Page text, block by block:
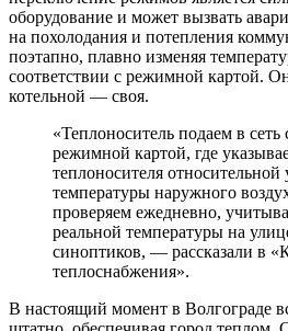
оборудование и может вызвать
на похолодания и потепления
поэтапно, плавно изменяя
соответствии с режимной картой.
котельной — своя.
«Теплоноситель подаем в сеть
режимной картой, где
теплоносителя относительной
температуры наружного
проверяем ежедневно,
реальной температуры на
синоптиков, — рассказали в
теплоснабжения».
В настоящий момент в Волгограде